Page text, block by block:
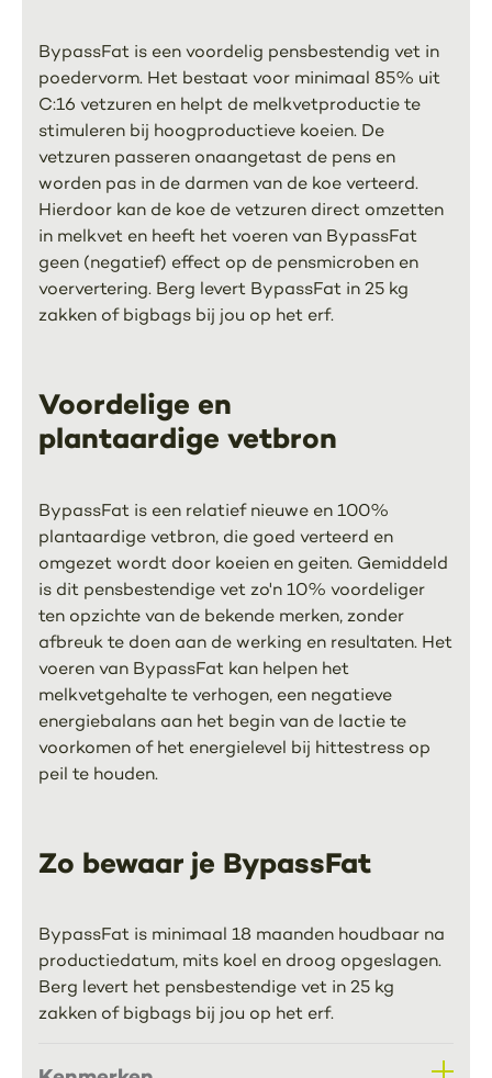
BypassFat is een voordelig pensbestendig vet in
poedervorm. Het bestaat voor minimaal 85% uit
C:16 vetzuren en helpt de melkvetproductie te
stimuleren bij hoogproductieve koeien. De
vetzuren passeren onaangetast de pens en
worden pas in de darmen van de koe verteerd.
Hierdoor kan de koe de vetzuren direct omzetten
in melkvet en heeft het voeren van BypassFat
geen (negatief) effect op de pensmicroben en
voervertering. Berg levert BypassFat in 25 kg
zakken of bigbags bij jou op het erf.
Voordelige en
plantaardige vetbron
BypassFat is een relatief nieuwe en 100%
plantaardige vetbron, die goed verteerd en
omgezet wordt door koeien en geiten. Gemiddeld
is dit pensbestendige vet zo'n 10% voordeliger
ten opzichte van de bekende merken, zonder
afbreuk te doen aan de werking en resultaten. Het
voeren van BypassFat kan helpen het
melkvetgehalte te verhogen, een negatieve
energiebalans aan het begin van de lactie te
voorkomen of het energielevel bij hittestress op
peil te houden.
Zo bewaar je BypassFat
BypassFat is minimaal 18 maanden houdbaar na
productiedatum, mits koel en droog opgeslagen.
Berg levert het pensbestendige vet in 25 kg
zakken of bigbags bij jou op het erf.